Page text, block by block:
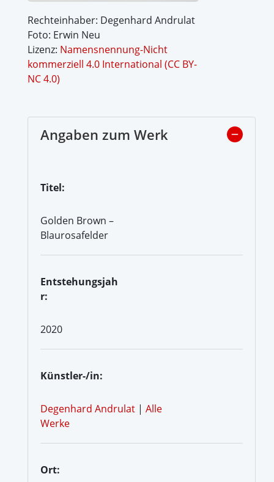
Rechteinhaber: Degenhard Andrulat
Foto: Erwin Neu
Lizenz: Namensnennung-Nicht
kommerziell 4.0 International (CC BY-
NC 4.0)
Angaben zum Werk
Titel:
Golden Brown –
Blaurosafelder
Entstehungsjah
r:
2020
Künstler-/in:
Degenhard Andrulat | Alle
Werke
Ort: